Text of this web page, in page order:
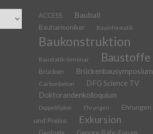
ACCESS Bauball
Bauharmoniker Bauinformatik
Baukonstruktion
Baustatik-Seminar Baustoffe
Brücken Brückenbausymposium
Carbonbeton
DFG Science TV
Doktorandenkolloquium
Doppeldiplom Ehrungen
Ehrungen
und Preise
Exkursion
Geologie George-Bähr-Forum